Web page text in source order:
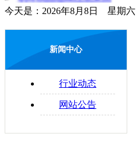
易碎物品运输注意要点
物流与配送的区别
配送合理化
企业物流运输的法律问题
今天是：2026年8月8日 星期六
新闻中心
行业动态
网站公告